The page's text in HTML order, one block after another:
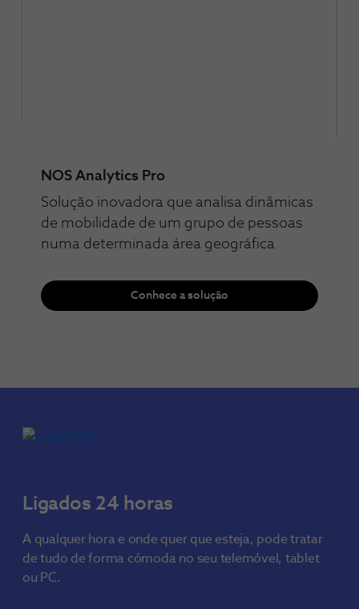
NOS Analytics Pro
Solução inovadora que analisa dinâmicas
de mobilidade de um grupo de pessoas
numa determinada área geográfica
Conhece a solução
Ligados 24 horas
A qualquer hora e onde quer que esteja, pode tratar
de tudo de forma cómoda no seu telemóvel, tablet
ou PC.